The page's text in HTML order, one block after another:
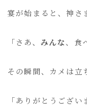
宴が始まると、神さ
「さあ、 みんな、食
その瞬間、カメは立
「ありがとうござい